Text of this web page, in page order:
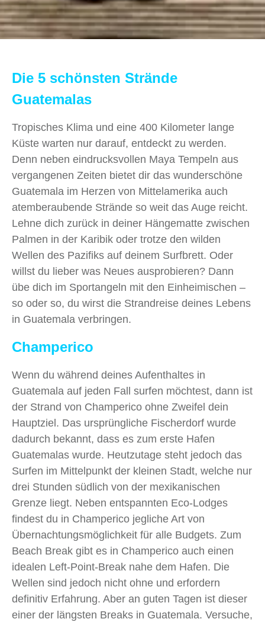
Die 5 schönsten Strände
Guatemalas
Tropisches Klima und eine 400 Kilometer lange
Küste warten nur darauf, entdeckt zu werden.
Denn neben eindrucksvollen Maya Tempeln aus
vergangenen Zeiten bietet dir das wunderschöne
Guatemala im Herzen von Mittelamerika auch
atemberaubende Strände so weit das Auge reicht.
Lehne dich zurück in deiner Hängematte zwischen
Palmen in der Karibik oder trotze den wilden
Wellen des Pazifiks auf deinem Surfbrett. Oder
willst du lieber was Neues ausprobieren? Dann
übe dich im Sportangeln mit den Einheimischen –
so oder so, du wirst die Strandreise deines Lebens
in Guatemala verbringen.
Champerico
Wenn du während deines Aufenthaltes in
Guatemala auf jeden Fall surfen möchtest, dann ist
der Strand von Champerico ohne Zweifel dein
Hauptziel. Das ursprüngliche Fischerdorf wurde
dadurch bekannt, dass es zum erste Hafen
Guatemalas wurde. Heutzutage steht jedoch das
Surfen im Mittelpunkt der kleinen Stadt, welche nur
drei Stunden südlich von der mexikanischen
Grenze liegt. Neben entspannten Eco-Lodges
findest du in Champerico jegliche Art von
Übernachtungsmöglichkeit für alle Budgets. Zum
Beach Break gibt es in Champerico auch einen
idealen Left-Point-Break nahe dem Hafen. Die
Wellen sind jedoch nicht ohne und erfordern
definitiv Erfahrung. Aber an guten Tagen ist dieser
einer der längsten Breaks in Guatemala. Versuche,